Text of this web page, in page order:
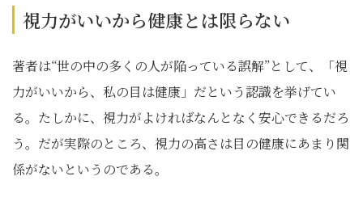
視力がいいから健康とは限らない
著者は“世の中の多くの人が陥っている誤解”として、「視
力がいいから、私の目は健康」だという認識を挙げてい
る。たしかに、視力がよければなんとなく安心できるだろ
う。だが実際のところ、視力の高さは目の健康にあまり関
係がないというのである。